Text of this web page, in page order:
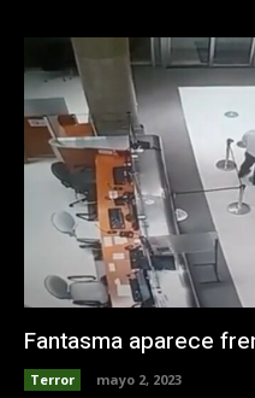
Fantasma aparece
Terror mayo 2, 2023